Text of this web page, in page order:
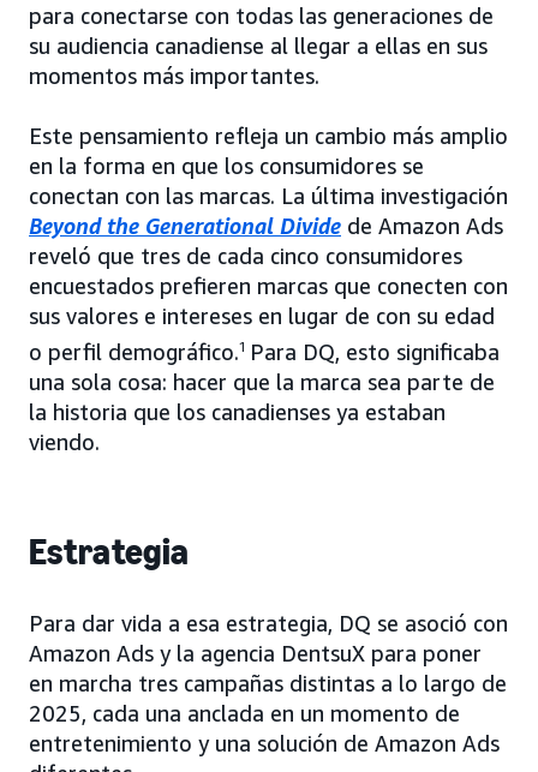
para conectarse con todas las generaciones de
su audiencia canadiense al llegar a ellas en sus
momentos más importantes.
Este pensamiento refleja un cambio más amplio
en la forma en que los consumidores se
conectan con las marcas. La última investigación
Beyond the Generational Divide de Amazon Ads
reveló que tres de cada cinco consumidores
encuestados prefieren marcas que conecten con
sus valores e intereses en lugar de con su edad
o perfil demográfico.1 Para DQ, esto significaba
una sola cosa: hacer que la marca sea parte de
la historia que los canadienses ya estaban
viendo.
Estrategia
Para dar vida a esa estrategia, DQ se asoció con
Amazon Ads y la agencia DentsuX para poner
en marcha tres campañas distintas a lo largo de
2025, cada una anclada en un momento de
entretenimiento y una solución de Amazon Ads